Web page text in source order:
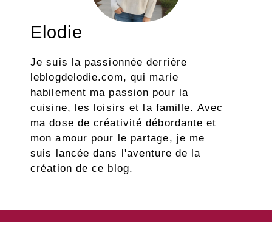
Elodie
Je suis la passionnée derrière
leblogdelodie.com, qui marie
habilement ma passion pour la
cuisine, les loisirs et la famille. Avec
ma dose de créativité débordante et
mon amour pour le partage, je me
suis lancée dans l'aventure de la
création de ce blog.